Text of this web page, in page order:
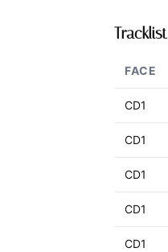
Tracklist
FACE
CD1
CD1
CD1
CD1
CD1